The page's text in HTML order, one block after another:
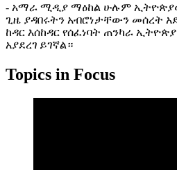
- አማራ ሚዲያ ማዕከል ሁሉም
ጊዜ ያዳበሩትን አብሮነታቸውን መሰረት
ከዳር እሰከዳር የሰፈነባት ጠንካራ
አያደረገ ይገኛል።
Topics in Focus